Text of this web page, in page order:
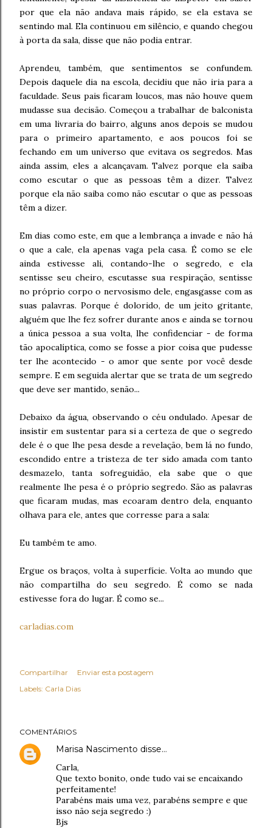
por que ela não andava mais rápido, se ela estava se
sentindo mal. Ela continuou em silêncio, e quando chegou
à porta da sala, disse que não podia entrar.
Aprendeu, também, que sentimentos se confundem.
Depois daquele dia na escola, decidiu que não iria para a
faculdade. Seus pais ficaram loucos, mas não houve quem
mudasse sua decisão. Começou a trabalhar de balconista
em uma livraria do bairro, alguns anos depois se mudou
para o primeiro apartamento, e aos poucos foi se
fechando em um universo que evitava os segredos. Mas
ainda assim, eles a alcançavam. Talvez porque ela saiba
como escutar o que as pessoas têm a dizer. Talvez
porque ela não saiba como não escutar o que as pessoas
têm a dizer.
Em dias como este, em que a lembrança a invade e não há
o que a cale, ela apenas vaga pela casa. É como se ele
ainda estivesse ali, contando-lhe o segredo, e ela
sentisse seu cheiro, escutasse sua respiração, sentisse
no próprio corpo o nervosismo dele, engasgasse com as
suas palavras. Porque é dolorido, de um jeito gritante,
alguém que lhe fez sofrer durante anos e ainda se tornou
a única pessoa a sua volta, lhe confidenciar - de forma
tão apocalíptica, como se fosse a pior coisa que pudesse
ter lhe acontecido - o amor que sente por você desde
sempre. E em seguida alertar que se trata de um segredo
que deve ser mantido, senão...
Debaixo da água, observando o céu ondulado. Apesar de
insistir em sustentar para si a certeza de que o segredo
dele é o que lhe pesa desde a revelação, bem lá no fundo,
escondido entre a tristeza de ter sido amada com tanto
desmazelo, tanta sofreguidão, ela sabe que o que
realmente lhe pesa é o próprio segredo. São as palavras
que ficaram mudas, mas ecoaram dentro dela, enquanto
olhava para ele, antes que corresse para a sala:
Eu também te amo.
Ergue os braços, volta à superfície. Volta ao mundo que
não compartilha do seu segredo. É como se nada
estivesse fora do lugar. É como se...
carladias.com
Compartilhar
Enviar esta postagem
Labels: Carla Dias
COMENTÁRIOS
Marisa Nascimento disse…
Carla,
Que texto bonito, onde tudo vai se encaixando
perfeitamente!
Parabéns mais uma vez, parabéns sempre e que
isso não seja segredo :)
Bjs